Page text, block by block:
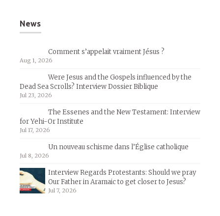
News
Comment s’appelait vraiment Jésus ?
Aug 1, 2026
Were Jesus and the Gospels influenced by the
Dead Sea Scrolls? Interview Dossier Biblique
Jul 23, 2026
The Essenes and the New Testament: Interview
for Yehi-Or Institute
Jul 17, 2026
Un nouveau schisme dans l’Église catholique
Jul 8, 2026
Interview Regards Protestants: Should we pray
Our Father in Aramaic to get closer to Jesus?
Jul 7, 2026